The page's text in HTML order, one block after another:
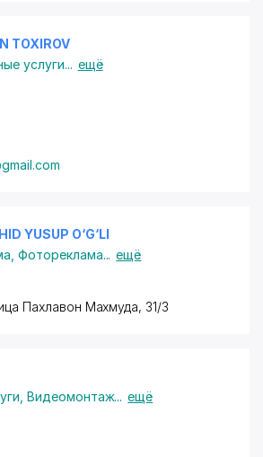
TOXIROV
услуги... ещё
YUSUP O‘G‘LI
,Фотореклама... ещё
Пахлавон Махмуда, 31/3
,Видеомонтаж... ещё